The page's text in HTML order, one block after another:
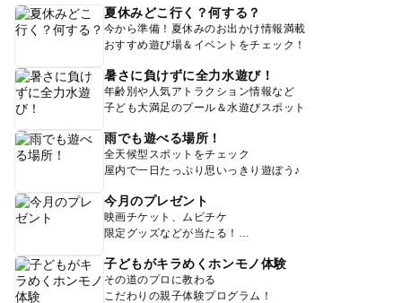
夏休みどこ行く？何する？
今から準備！夏休みのお出かけ情報満載
おすすめ遊び場＆イベントをチェック！
暑さに負けずに全力水遊び！
年齢別や人気アトラクション情報など
子ども大満足のプール＆水遊びスポット
雨でも遊べる場所！
全天候型スポットをチェック
屋内で一日たっぷり思いっきり遊ぼう♪
今月のプレゼント
映画チケット、ムビチケ
限定グッズなどが当たる！
子どもがキラめくホンモノ体験
その道のプロに教わる
こだわりの親子体験プログラム！